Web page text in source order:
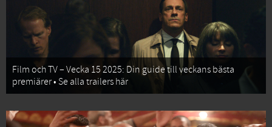
Film och TV – Vecka 15 2025: Din guide till veckans bästa
premiärer • Se alla trailers här